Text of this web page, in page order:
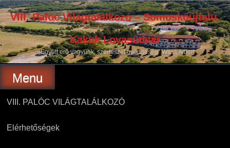
Skip
to
contentVIII. Palóc Világtalálkozó – Somoskőújfalu,
Kakuk Lovasudvar
„Együtt erő vagyunk, szerteszét gyöngeség” Wass Albert
Menu
VIII. PALÓC VILÁGTALÁLKOZÓ
Elérhetőségek